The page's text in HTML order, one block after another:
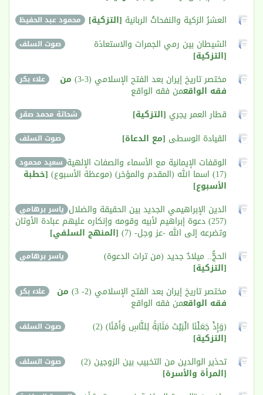
محمود عبد الحفيظ العشرُ الزكية والنفحاتُ الربانية [التزكية]
صوت السلف الشيطان بين رمي الجمرات والاستعاذة
[التزكية]
علاء بكر مختصر تاريخ إيران بعد الفتح الإسلامي (3-3) من
فقه الواقعمن فقه الواقع
شحاتة محمد صقر قطار العمر يجري [التزكية]
صوت السلف القيادة الوسطى [مع الدعاة]
سعيد محمود الوقفات الإيمانية مع الأسماء والصفات الإلهية
(17) اسما الله (المقدم والمؤخر) (موعظة الأسبوع) [خطبة
الأسبوع]
ياسر برهامي الدين الإبراهيمي الجديد بين الحقيقة والضلال
(257) دعوة إبراهيم لأبيه وقومه وإنكاره عليهم عبادة الأوثان
وتضرعه إلى الله -عز وجل- (7) [المنهج السلفي]
ياسر برهامي الحجُّ.. ميلادٌ جديد (من تراث الدعوة)
[التزكية]
علاء بكر مختصر تاريخ إيران بعد الفتح الإسلامي (2- 3) من
فقه الواقعمن فقه الواقع
صوت السلف (وَإِذْ جَعَلْنَا الْبَيْتَ مَثَابَةً لِلنَّاسِ وَأَمْنًا) (2)
[التزكية]
صوت السلف تحذير الوالدين من التخبيب بين الزوجين (2)
[المرأة والأسرة]